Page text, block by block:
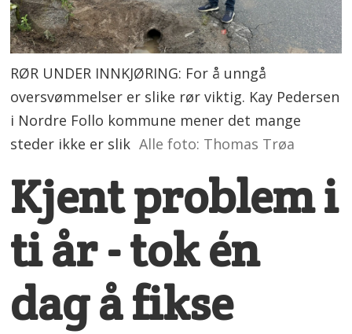
RØR UNDER INNKJØRING: For å unngå
oversvømmelser er slike rør viktig. Kay Pedersen
i Nordre Follo kommune mener det mange
steder ikke er slik Alle foto: Thomas Trøa
Kjent problem i
ti år - tok én
dag å fikse